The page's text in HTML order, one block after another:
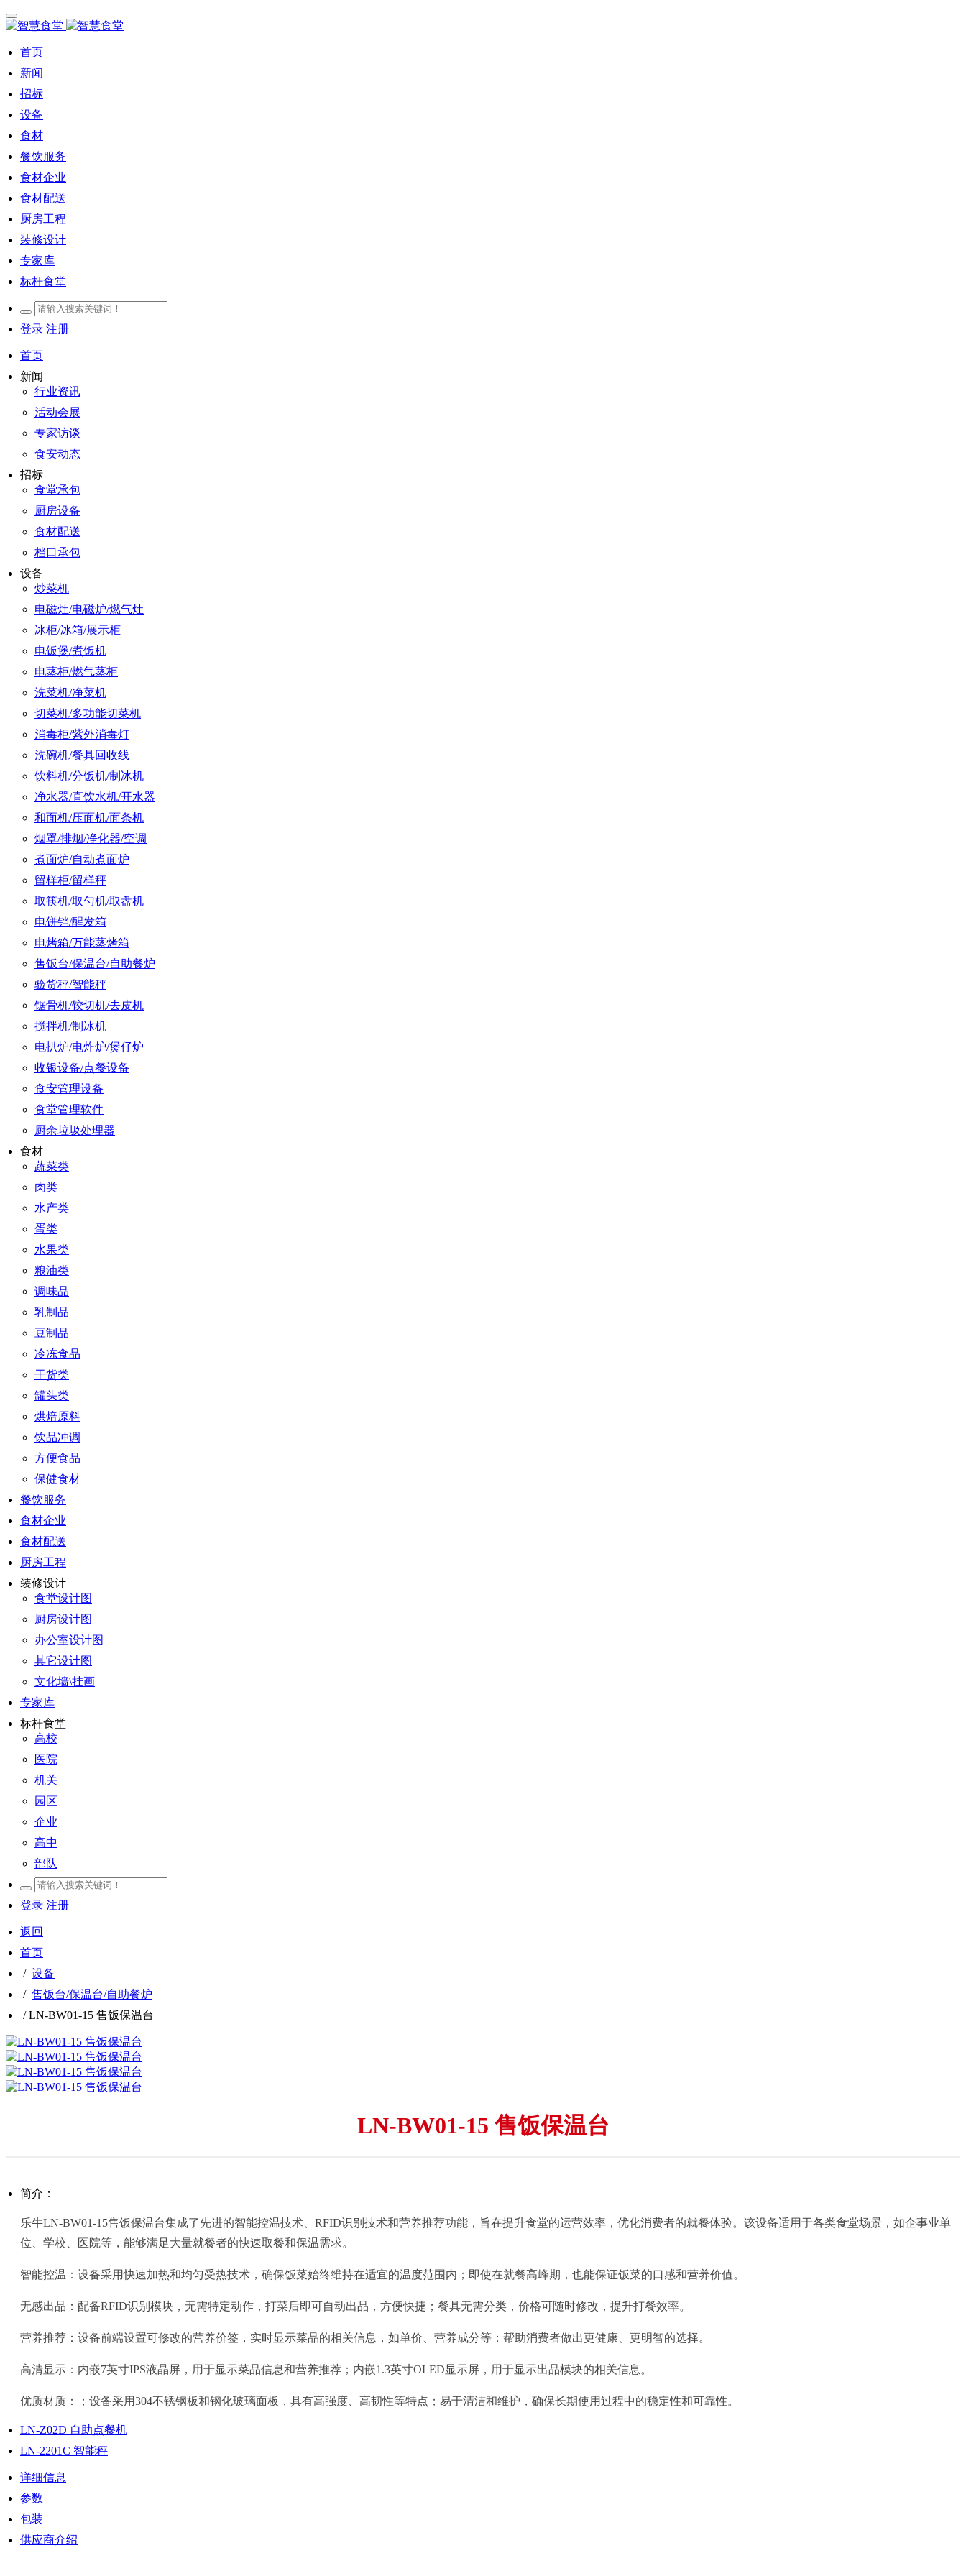
首页
新闻
招标
设备
食材
餐饮服务
食材企业
食材配送
厨房工程
装修设计
专家库
标杆食堂
登录 注册
首页
新闻
行业资讯
活动会展
专家访谈
食安动态
招标
食堂承包
厨房设备
食材配送
档口承包
设备
炒菜机
电磁灶/电磁炉/燃气灶
冰柜/冰箱/展示柜
电饭煲/煮饭机
电蒸柜/燃气蒸柜
洗菜机/净菜机
切菜机/多功能切菜机
消毒柜/紫外消毒灯
洗碗机/餐具回收线
饮料机/分饭机/制冰机
净水器/直饮水机/开水器
和面机/压面机/面条机
烟罩/排烟/净化器/空调
煮面炉/自动煮面炉
留样柜/留样秤
取筷机/取勺机/取盘机
电饼铛/醒发箱
电烤箱/万能蒸烤箱
售饭台/保温台/自助餐炉
验货秤/智能秤
锯骨机/铰切机/去皮机
搅拌机/制冰机
电扒炉/电炸炉/煲仔炉
收银设备/点餐设备
食安管理设备
食堂管理软件
厨余垃圾处理器
食材
蔬菜类
肉类
水产类
蛋类
水果类
粮油类
调味品
乳制品
豆制品
冷冻食品
干货类
罐头类
烘焙原料
饮品冲调
方便食品
保健食材
餐饮服务
食材企业
食材配送
厨房工程
装修设计
食堂设计图
厨房设计图
办公室设计图
其它设计图
文化墙\挂画
专家库
标杆食堂
高校
医院
机关
园区
企业
高中
部队
登录 注册
返回 |
首页
/ 设备
/ 售饭台/保温台/自助餐炉
/LN-BW01-15 售饭保温台
LN-BW01-15 售饭保温台
简介：
乐牛LN-BW01-15售饭保温台集成了先进的智能控温技术、RFID识别技术和营养推荐功能，旨在提升食堂的运营效率，优化消费者的就餐体验。该设备适用于各类食堂场景，如企事业单
位、学校、医院等，能够满足大量就餐者的快速取餐和保温需求。
智能控温：设备采用快速加热和均匀受热技术，确保饭菜始终维持在适宜的温度范围内；即使在就餐高峰期，也能保证饭菜的口感和营养价值。
无感出品：配备RFID识别模块，无需特定动作，打菜后即可自动出品，方便快捷；餐具无需分类，价格可随时修改，提升打餐效率。
营养推荐：设备前端设置可修改的营养价签，实时显示菜品的相关信息，如单价、营养成分等；帮助消费者做出更健康、更明智的选择。
高清显示：内嵌7英寸IPS液晶屏，用于显示菜品信息和营养推荐；内嵌1.3英寸OLED显示屏，用于显示出品模块的相关信息。
优质材质：；设备采用304不锈钢板和钢化玻璃面板，具有高强度、高韧性等特点；易于清洁和维护，确保长期使用过程中的稳定性和可靠性。
LN-Z02D 自助点餐机
LN-2201C 智能秤
详细信息
参数
包装
供应商介绍